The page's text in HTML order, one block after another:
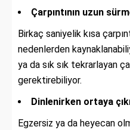
Çarpıntının uzun
Birkaç saniyelik kısa
nedenlerden
ya da sık sık tekrarlayan
gerektirebiliyor.
Dinlenirken ortaya
Egzersiz ya da heyecan